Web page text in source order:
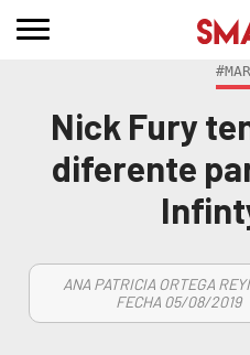
Nick Fury
diferente
ANA PATRICIA ORTEGA
FECHA 05/08/2019